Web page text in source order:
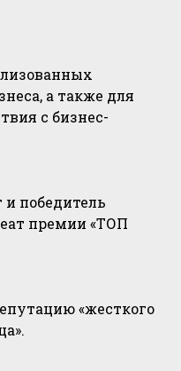
а также для
с бизнес-
победитель
премии «ТОП
«жесткого